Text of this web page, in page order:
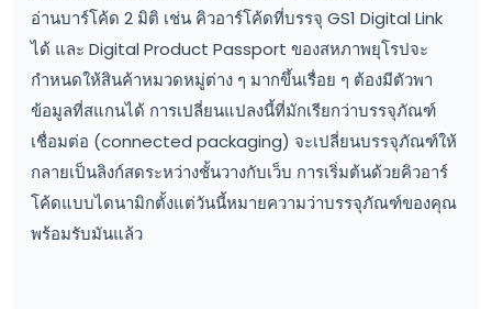
อ่านบาร์โค้ด 2 มิติ เช่น คิวอาร์โค้ดที่บรรจุ GS1 Digital Link
ได้ และ Digital Product Passport ของสหภาพยุโรปจะ
กำหนดให้สินค้าหมวดหมู่ต่าง ๆ มากขึ้นเรื่อย ๆ ต้องมีตัวพา
ข้อมูลที่สแกนได้ การเปลี่ยนแปลงนี้ที่มักเรียกว่าบรรจุภัณฑ์
เชื่อมต่อ (connected packaging) จะเปลี่ยนบรรจุภัณฑ์ให้
กลายเป็นลิงก์สดระหว่างชั้นวางกับเว็บ การเริ่มต้นด้วยคิวอาร์
โค้ดแบบไดนามิกตั้งแต่วันนี้หมายความว่าบรรจุภัณฑ์ของคุณ
พร้อมรับมันแล้ว